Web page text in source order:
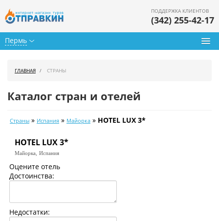
Пермь
ПОДДЕРЖКА КЛИЕНТОВ
(342) 255-42-17
Календарь туров
Цены дня
Страны
ГЛАВНАЯ СТРАНЫ
Каталог стран и отелей
Страны » Испания » Майорка » HOTEL LUX 3*
HOTEL LUX 3*
Майорка, Испания
Оцените отель
Достоинства:
Недостатки: